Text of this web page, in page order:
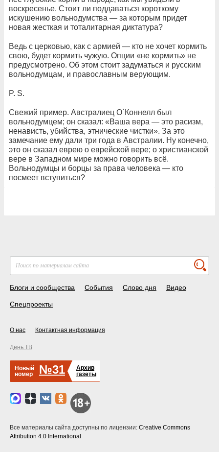
воскресенье. Стоит ли поддаваться короткому
искушению вольнодумства — за которым придет
новая жесткая и тоталитарная диктатура?
Ведь с церковью, как с армией — кто не хочет кормить
свою, будет кормить чужую. Опции «не кормить» не
предусмотрено. Об этом стоит задуматься и русским
вольнодумцам, и православным верующим.
P. S.
Свежий пример. Австралиец О`Коннелл был
вольнодумцем; он сказал: «Ваша вера — это расизм,
ненависть, убийства, этнические чистки». За это
замечание ему дали три года в Австралии. Ну конечно,
это он сказал еврею о еврейской вере; о христианской
вере в Западном мире можно говорить всё.
Вольнодумцы и борцы за права человека — кто
посмеет вступиться?
Блоги и сообщества События Слово дня Видео
Спецпроекты
О нас Контактная информация
День ТВ
Новый
номер
№31
Архив
газеты
Все материалы сайта доступны по лицензии: Creative Commons
Attribution 4.0 International